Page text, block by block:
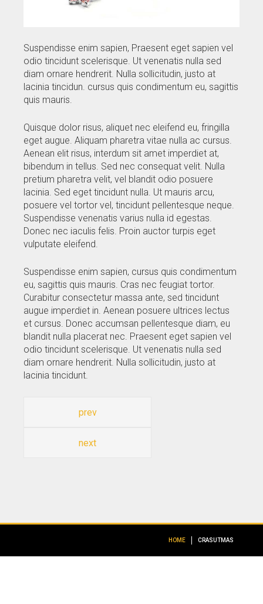
Suspendisse enim sapien, Praesent eget sapien vel
odio tincidunt scelerisque. Ut venenatis nulla sed
diam ornare hendrerit. Nulla sollicitudin, justo at
lacinia tincidun. cursus quis condimentum eu, sagittis
quis mauris.
Quisque dolor risus, aliquet nec eleifend eu, fringilla
eget augue. Aliquam pharetra vitae nulla ac cursus.
Aenean elit risus, interdum sit amet imperdiet at,
bibendum in tellus. Sed nec consequat velit. Nulla
pretium pharetra velit, vel blandit odio posuere
lacinia. Sed eget tincidunt nulla. Ut mauris arcu,
posuere vel tortor vel, tincidunt pellentesque neque.
Suspendisse venenatis varius nulla id egestas.
Donec nec iaculis felis. Proin auctor turpis eget
vulputate eleifend.
Suspendisse enim sapien, cursus quis condimentum
eu, sagittis quis mauris. Cras nec feugiat tortor.
Curabitur consectetur massa ante, sed tincidunt
augue imperdiet in. Aenean posuere ultrices lectus
et cursus. Donec accumsan pellentesque diam, eu
blandit nulla placerat nec. Praesent eget sapien vel
odio tincidunt scelerisque. Ut venenatis nulla sed
diam ornare hendrerit. Nulla sollicitudin, justo at
lacinia tincidunt.
prev
next
HOME CRASUTMAS